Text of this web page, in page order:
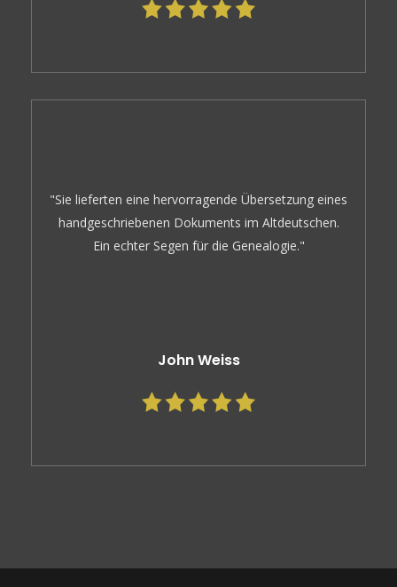
"Sie lieferten eine hervorragende Übersetzung eines
handgeschriebenen Dokuments im Altdeutschen.
Ein echter Segen für die Genealogie."
John Weiss